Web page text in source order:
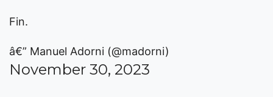
Fin.
â€” Manuel Adorni (@madorni)
November 30, 2023